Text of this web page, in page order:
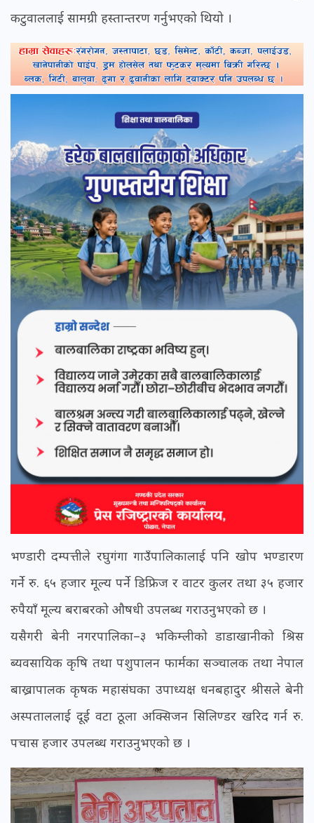
कटुवाललाई सामग्री हस्तान्तरण गर्नुभएको थियो ।
भण्डारी दम्पत्तीले रघुगंगा गाउँपालिकालाई पनि खोप भण्डारण
गर्ने रु. ६५ हजार मूल्य पर्ने डिफ्रिज र वाटर कुलर तथा ३५ हजार
रुपैयाँ मूल्य बराबरको औषधी उपलब्ध गराउनुभएको छ ।
यसैगरी बेनी नगरपालिका–३ भकिम्लीको डाडाखानीको श्रिस
ब्यवसायिक कृषि तथा पशुपालन फार्मका सञ्चालक तथा नेपाल
बाख्रापालक कृषक महासंघका उपाध्यक्ष धनबहादुर श्रीसले बेनी
अस्पताललाई दूई वटा ठूला अक्सिजन सिलिण्डर खरिद गर्न रु.
पचास हजार उपलब्ध गराउनुभएको छ ।